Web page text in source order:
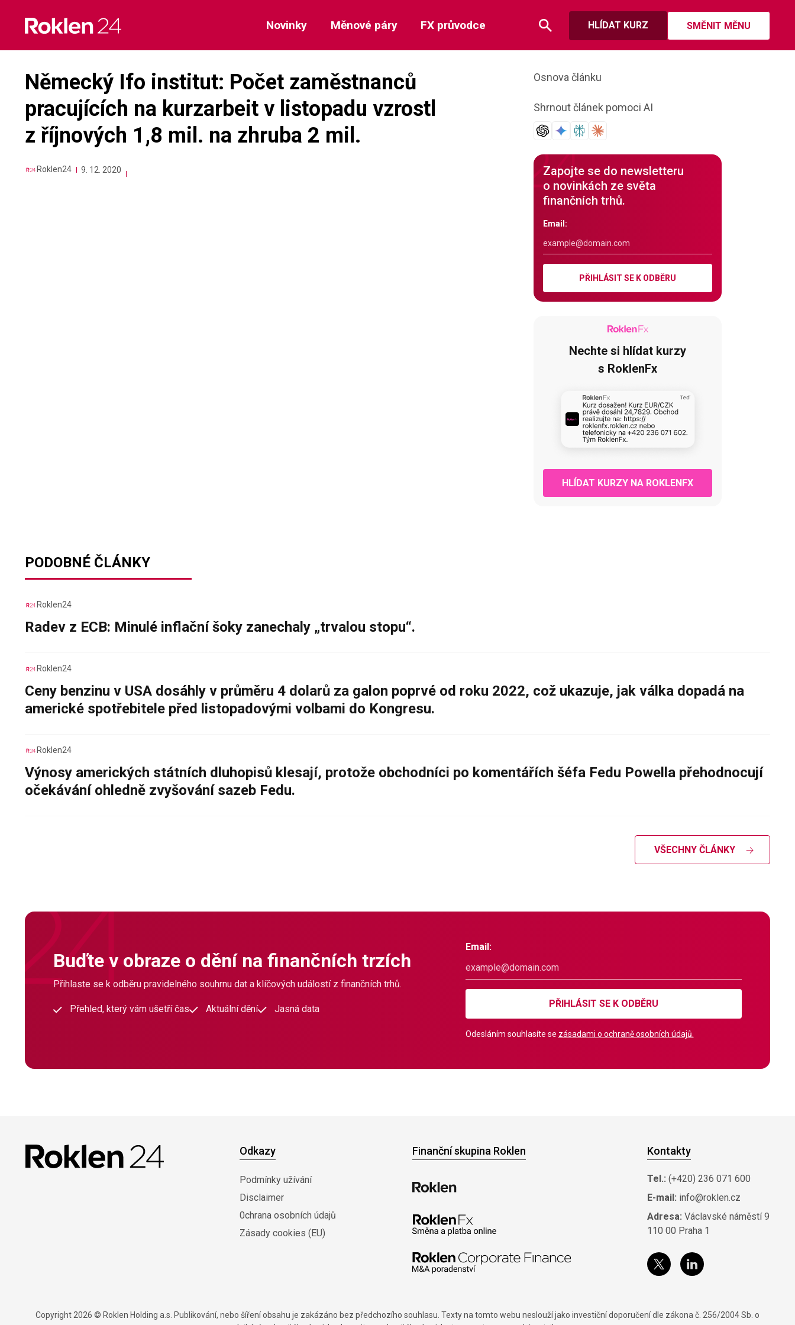
content
HLÍDAT KURZ SMĚNIT MĚNU
Novinky Měnové páry FX průvodce
Německý Ifo institut: Počet zaměstnanců
pracujících na kurzarbeit v listopadu vzrostl
z říjnových 1,8 mil. na zhruba 2 mil.
Roklen24 9. 12. 2020
Osnova článku
Shrnout článek pomoci AI
Zapojte se do newsletteru
o novinkách ze světa
finančních trhů.
Email:
PŘIHLÁSIT SE K ODBĚRU
Nechte si hlídat kurzy
s RoklenFx
HLÍDAT KURZY NA ROKLENFX
PODOBNÉ ČLÁNKY
Roklen24
Radev z ECB: Minulé inflační šoky zanechaly „trvalou stopu“.
Roklen24
Ceny benzinu v USA dosáhly v průměru 4 dolarů za galon poprvé od roku 2022, což ukazuje, jak válka dopadá na
americké spotřebitele před listopadovými volbami do Kongresu.
Roklen24
Výnosy amerických státních dluhopisů klesají, protože obchodníci po komentářích šéfa Fedu Powella přehodnocují
očekávání ohledně zvyšování sazeb Fedu.
VŠECHNY ČLÁNKY
Buďte v obraze o dění na finančních trzích
Přihlaste se k odběru pravidelného souhrnu dat a klíčových událostí z finančních trhů.
Přehled, který vám ušetří čas Aktuální dění Jasná data
Email:
PŘIHLÁSIT SE K ODBĚRU
Odesláním souhlasíte se zásadami o ochraně osobních údajů.
Odkazy
Podmínky užívání
Disclaimer
0chrana osobních údajů
Zásady cookies (EU)
Finanční skupina Roklen Kontakty
Tel.: (+420) 236 071 600
E-mail: info@roklen.cz
Adresa: Václavské náměstí 9
110 00 Praha 1
Copyright 2026 © Roklen Holding a.s. Publikování, nebo šíření obsahu je zakázáno bez předchozího souhlasu. Texty na tomto webu neslouží jako investiční doporučení dle zákona č. 256/2004 Sb. o